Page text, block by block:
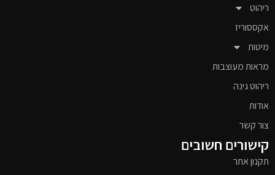
ריהוט
אקססוריז
מיטות
מראות מעוצבות
ריהוט גינה
אודות
צור קשר
קישורים חשובים
תקנון אתר